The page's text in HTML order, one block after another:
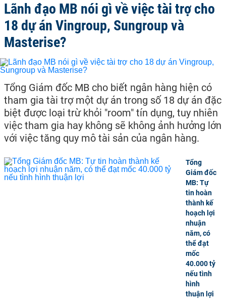
Lãnh đạo MB nói gì về việc tài trợ cho
18 dự án Vingroup, Sungroup và
Masterise?
Tổng Giám đốc MB cho biết ngân hàng hiện có
tham gia tài trợ một dự án trong số 18 dự án đặc
biệt được loại trừ khỏi "room" tín dụng, tuy nhiên
việc tham gia hay không sẽ không ảnh hưởng lớn
với việc tăng quy mô tài sản của ngân hàng.
Tổng
Giám đốc
MB: Tự
tin hoàn
thành kế
hoạch lợi
nhuận
năm, có
thể đạt
mốc
40.000 tỷ
nếu tình
hình
thuận lợi